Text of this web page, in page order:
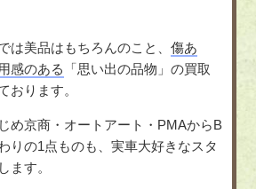
は美品はもちろんのこと、傷あ
感のある
「思い出の品物」の買取
おります。
め京商・オートアート・PMAからB
りの1点ものも、実車大好きなスタ
ます。